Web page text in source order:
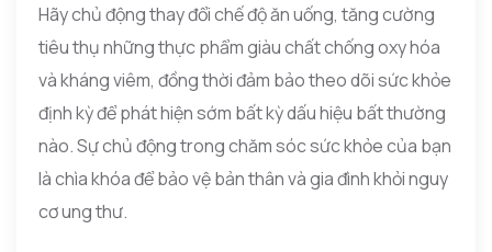
Hãy chủ động thay đổi chế độ ăn uống, tăng cường
tiêu thụ những thực phẩm giàu chất chống oxy hóa
và kháng viêm, đồng thời đảm bảo theo dõi sức khỏe
định kỳ để phát hiện sớm bất kỳ dấu hiệu bất thường
nào. Sự chủ động trong chăm sóc sức khỏe của bạn
là chìa khóa để bảo vệ bản thân và gia đình khỏi nguy
cơ ung thư.